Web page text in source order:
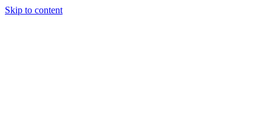
Skip to content